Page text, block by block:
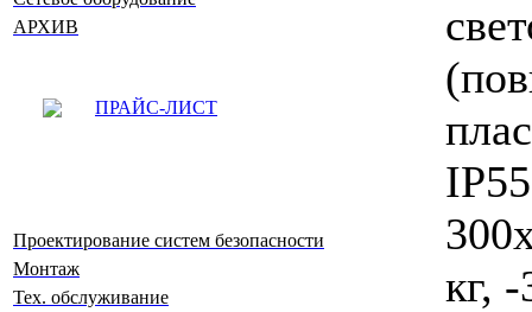
АРХИВ
ПРАЙС-ЛИСТ
Проектирование систем безопасности
Монтаж
Тех. обслуживание
кг,